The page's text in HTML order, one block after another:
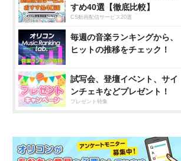
すめ40選【徹底比較】
CS動画配信サービス20選
毎週の音楽ランキングから、
ヒットの推移をチェック！
試写会、登壇イベント、サイ
ンチェキなどプレゼント！
プレゼント特集